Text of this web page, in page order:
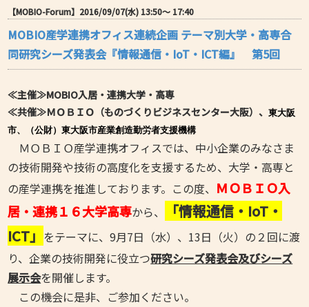
【MOBIO-Forum】2016/09/07(水) 13:50〜 17:40
MOBIO産学連携オフィス連続企画 テーマ別大学・高専合
同研究シーズ発表会『情報通信・IoT・ICT編』 第5回
≪主催≫MOBIO入居・連携大学・高専
≪共催≫ＭＯＢＩＯ（ものづくりビジネスセンター大阪）、東大阪
市、（公財）東大阪市産業創造勤労者支援機構
ＭＯＢＩＯ産学連携オフィスでは、中小企業のみなさま
の技術開発や技術の高度化を支援するため、大学・高専と
の産学連携を推進しております。この度、 ＭＯＢＩＯ入
居・連携１６大学高専から、
「情報通信・IoT・
ICT」 をテーマに、9月7日（水）、13日（火）の２回に渡
り、企業の技術開発に役立つ研究シーズ発表会及びシーズ
展示会を開催します。
この機会に是非、ご参加ください。